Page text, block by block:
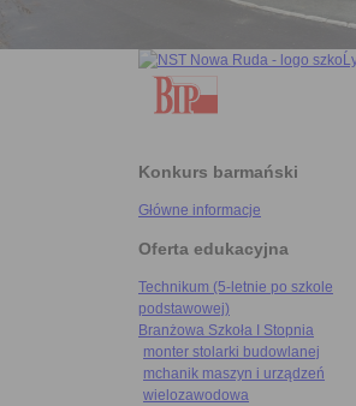
Konkurs barmański
Główne informacje
Oferta edukacyjna
Technikum (5-letnie po szkole
podstawowej)
Branżowa Szkoła I Stopnia
monter stolarki budowlanej
mchanik maszyn i urządzeń
wielozawodowa